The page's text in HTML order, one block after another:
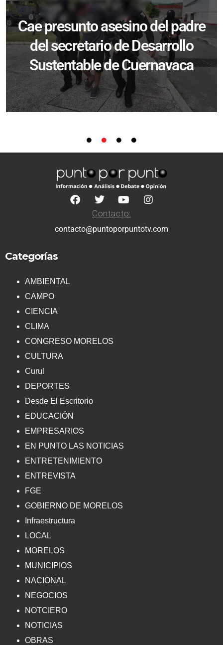
Cae presunto asesino del padre
del secretario de Desarrollo
Sustentable de Cuernavaca
Contacto:
contacto@puntoporpuntotv.com
Categorías
AMBIENTAL
CAMPO
CIENCIA
CLIMA
CONGRESO MORELOS
CULTURA
Curul
DEPORTES
Desde El Escritorio
EDUCACIÓN
EMPRESARIOS
EN PUNTO LAS NOTICIAS
ENTRETENIMIENTO
ENTREVISTA
FGE
GOBIERNO DE MORELOS
Infraestructura
LOCAL
MORELOS
MUNICIPIOS
NACIONAL
NEGOCIOS
NOTCIERO
NOTICIAS
OBRAS